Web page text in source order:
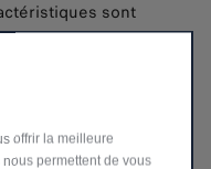
sont
déjà dans le moteur.
pour le
d'élimination
offrir la meilleure
permettent de vous